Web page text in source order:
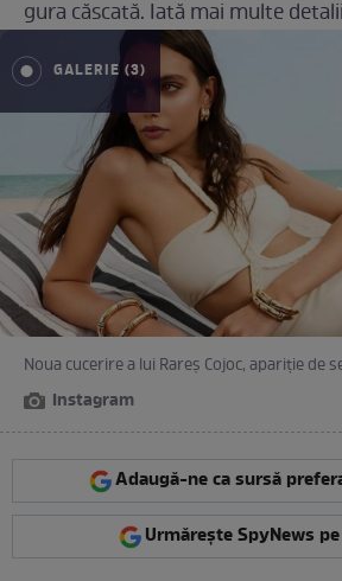
gura căscată. Iată mai multe
GALERIE (3)
Noua cucerire a lui Rareș Cojoc, apariție de
Instagram
Adaugă-ne ca sursă
Urmărește SpyNews